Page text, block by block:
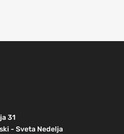
31
- Sveta Nedelja